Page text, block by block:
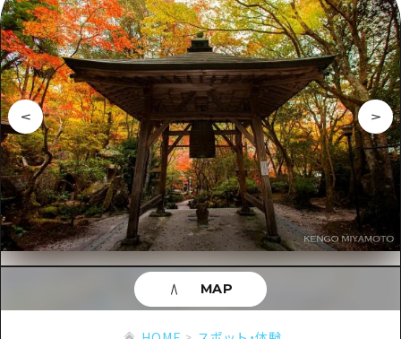
特集
特集一覧
おすすめ
アート
イベント・祭り
グルメ・酒
サイクリング
ショッピング
スポーツ
モデルコース
モデルコース一覧
Dive! Hiroshima 公式ガイド
広島もしもトラベル
あたらしい非日常
広島市周辺
安芸
スポット・体験
スポット・体験一覧
広島市周辺
安芸
備後
備北
イベント
旬情報
お役立ち情報
お役立ち情報一覧
MAP